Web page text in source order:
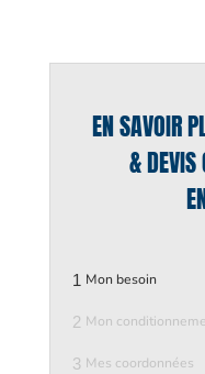
EN SAVOIR
& DEVIS
1 Mon besoin
2 Mon
3 Mes coordonnées